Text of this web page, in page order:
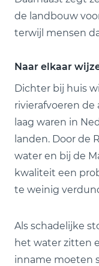
de landbouw
terwijl mensen
Naar elkaar
Dichter bij huis
rivierafvoeren
laag waren in
landen. Door de
water en bij de
kwaliteit een
te weinig
Als schadelijke
het water zitten
inname moeten